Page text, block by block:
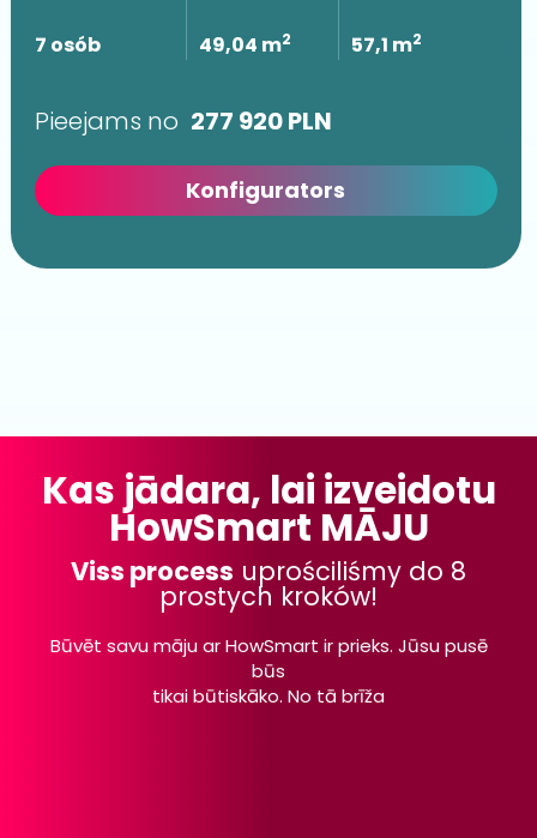
7 osób 49,04 m2 57,1 m2
Pieejams no 277 920PLN
Konfigurators
Kas jādara, lai izveidotu
HowSmart MĀJU
Viss process uprościliśmy do 8
prostych kroków!
Būvēt savu māju ar HowSmart ir prieks. Jūsu pusē
būs
tikai būtiskāko. No tā brīža